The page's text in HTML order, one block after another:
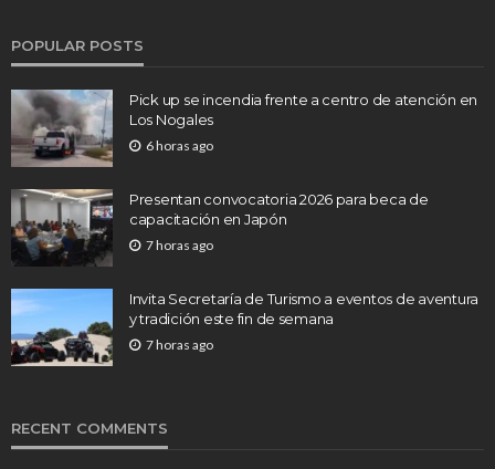
POPULAR POSTS
Pick up se incendia frente a centro de atención en
Los Nogales
6 horas ago
Presentan convocatoria 2026 para beca de
capacitación en Japón
7 horas ago
Invita Secretaría de Turismo a eventos de aventura
y tradición este fin de semana
7 horas ago
RECENT COMMENTS